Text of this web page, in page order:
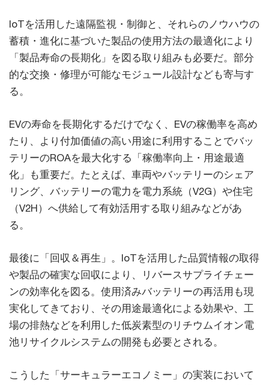
IoTを活用した遠隔監視・制御と、それらのノウハウの
蓄積・進化に基づいた製品の使用方法の最適化により
「製品寿命の長期化」を図る取り組みも必要だ。部分
的な交換・修理が可能なモジュール設計なども寄与す
る。
EVの寿命を長期化するだけでなく、EVの稼働率を高め
たり、より付加価値の高い用途に利用することでバッ
テリーのROAを最大化する「稼働率向上・用途最適
化」も重要だ。たとえば、車両やバッテリーのシェア
リング、バッテリーの電力を電力系統（V2G）や住宅
（V2H）へ供給して有効活用する取り組みなどがあ
る。
最後に「回収＆再生」。IoTを活用した品質情報の取得
や製品の確実な回収により、リバースサプライチェー
ンの効率化を図る。使用済みバッテリーの再活用も現
実化してきており、その用途最適化による効果や、工
場の排熱などを利用した低炭素型のリチウムイオン電
池リサイクルシステムの開発も必要とされる。
こうした「サーキュラーエコノミー」の実装において